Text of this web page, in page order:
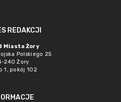
REDAKCJI
Miasta Żory
Polskiego 25
240 Żory
1, pokój 102